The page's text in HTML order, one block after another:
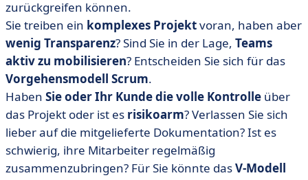
zurückgreifen können.
Sie treiben ein komplexes Projektvoran, haben aber
wenig Transparenz? Sind Sie in der Lage, Teams
aktiv zu mobilisieren? Entscheiden Sie sich für das
Vorgehensmodell Scrum.
Haben Sie oder Ihr Kunde die volle Kontrolle über
das Projekt oder ist es risikoarm? Verlassen Sie sich
lieber auf die mitgelieferte Dokumentation? Ist es
schwierig, ihre Mitarbeiter regelmäßig
zusammenzubringen? Für Sie könnte dasV-Modell